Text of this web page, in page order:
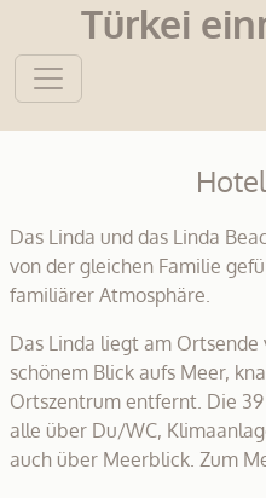
Türkei
Das Linda und das Linda
von der gleichen Familie
familiärer Atmosphäre.
Das Linda liegt am
schönem Blick aufs Meer,
Ortszentrum entfernt. Die
alle über Du/WC,
auch über Meerblick. Zum